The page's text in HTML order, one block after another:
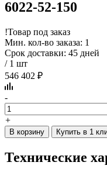
6022-52-150
!Товар под заказ
Мин. кол-во заказа: 1
Срок доставки: 45 дней
/ 1 шт
546 402 ₽
-
+
В корзину Купить в 1
Технические